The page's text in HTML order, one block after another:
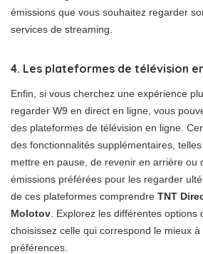
émissions que vous souhaitez regarder
services de streaming.
4. Les plateformes de télévision
Enfin, si vous cherchez une expérience
regarder W9 en direct en ligne, vous
des plateformes de télévision en ligne.
des fonctionnalités supplémentaires,
mettre en pause, de revenir en arrière ou
émissions préférées pour les regarder
de ces plateformes comprendre TNT
Molotov . Explorez les différentes options
choisissez celle qui correspond le mieux
préférences.